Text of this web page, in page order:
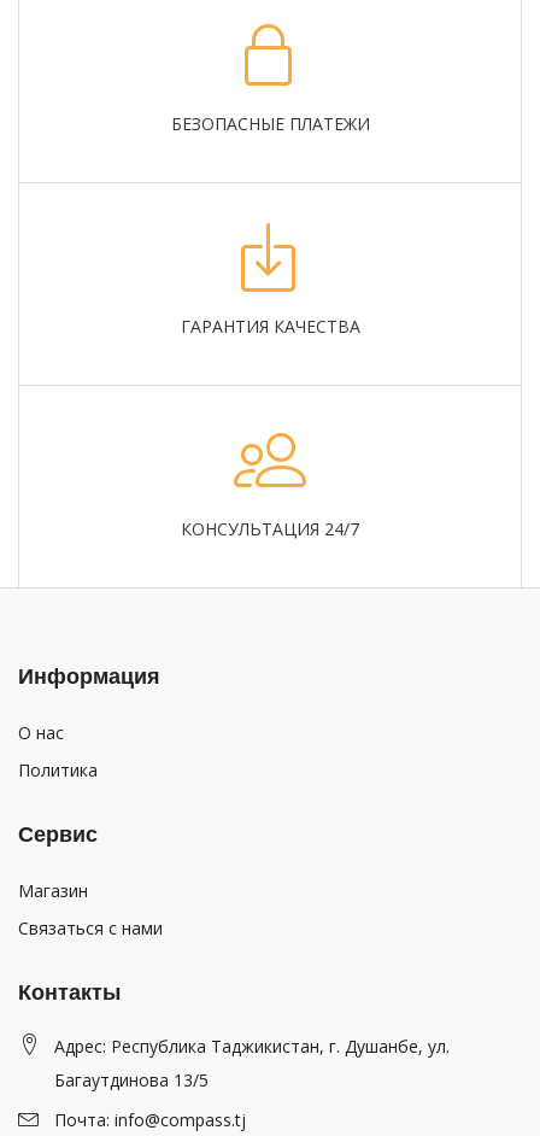
БЕЗОПАСНЫЕ ПЛАТЕЖИ
ГАРАНТИЯ КАЧЕСТВА
КОНСУЛЬТАЦИЯ 24/7
Информация
О нас
Политика
Сервис
Магазин
Связаться с нами
Контакты
Адрес: Республика Таджикистан, г. Душанбе, ул.
Багаутдинова 13/5
Почта: info@compass.tj